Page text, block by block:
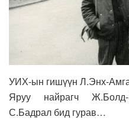
УИХ-ын гишүүн Л.Энх-
Яруу найрагч
С.Бадрал бид гурав…